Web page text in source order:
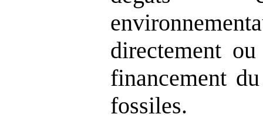
directement
financement
fossiles.